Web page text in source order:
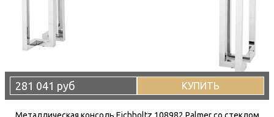
281 041 руб КУПИТЬ
Металлическая консоль Eichholtz 108982 Palmer со стеклом